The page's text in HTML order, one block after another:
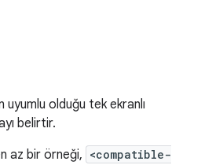
uyumlu olduğu tek ekranlı
belirtir.
az bir örneği, <compatible-